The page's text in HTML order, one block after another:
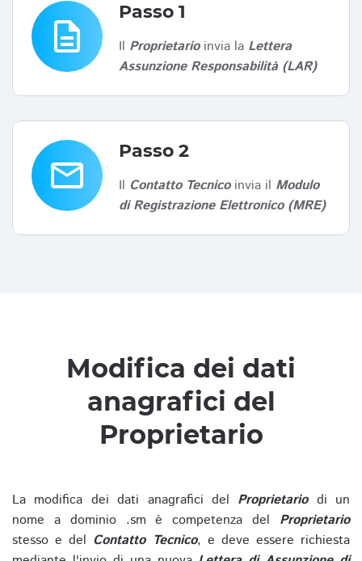
description
Passo 1
Il Proprietarioinvia la Lettera
Assunzione Responsabilità (LAR)
email
Passo 2
Il Contatto Tecnicoinvia il Modulo
di Registrazione Elettronico (MRE)
Modifica dei dati
anagrafici del
Proprietario
La modifica dei dati anagrafici del Proprietariodi un
nome a dominio .sm è competenza del Proprietario
stesso e del Contatto Tecnico, e deve essere richiesta